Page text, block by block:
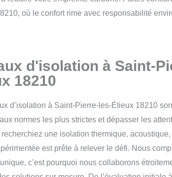
où le confort rime avec responsabilité
d'isolation à Saint-
18210
d’isolation à Saint-Pierre-les-Étieux 18210
normes les plus strictes et dépasser les
une isolation thermique,
est prête à relever le défi. Nous
c’est pourquoi nous collaborons